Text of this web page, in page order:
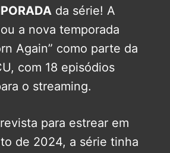
da série! A
a nova temporada
Again” como parte da
com 18 episódios
o streaming.
para estrear em
de 2024, a série tinha